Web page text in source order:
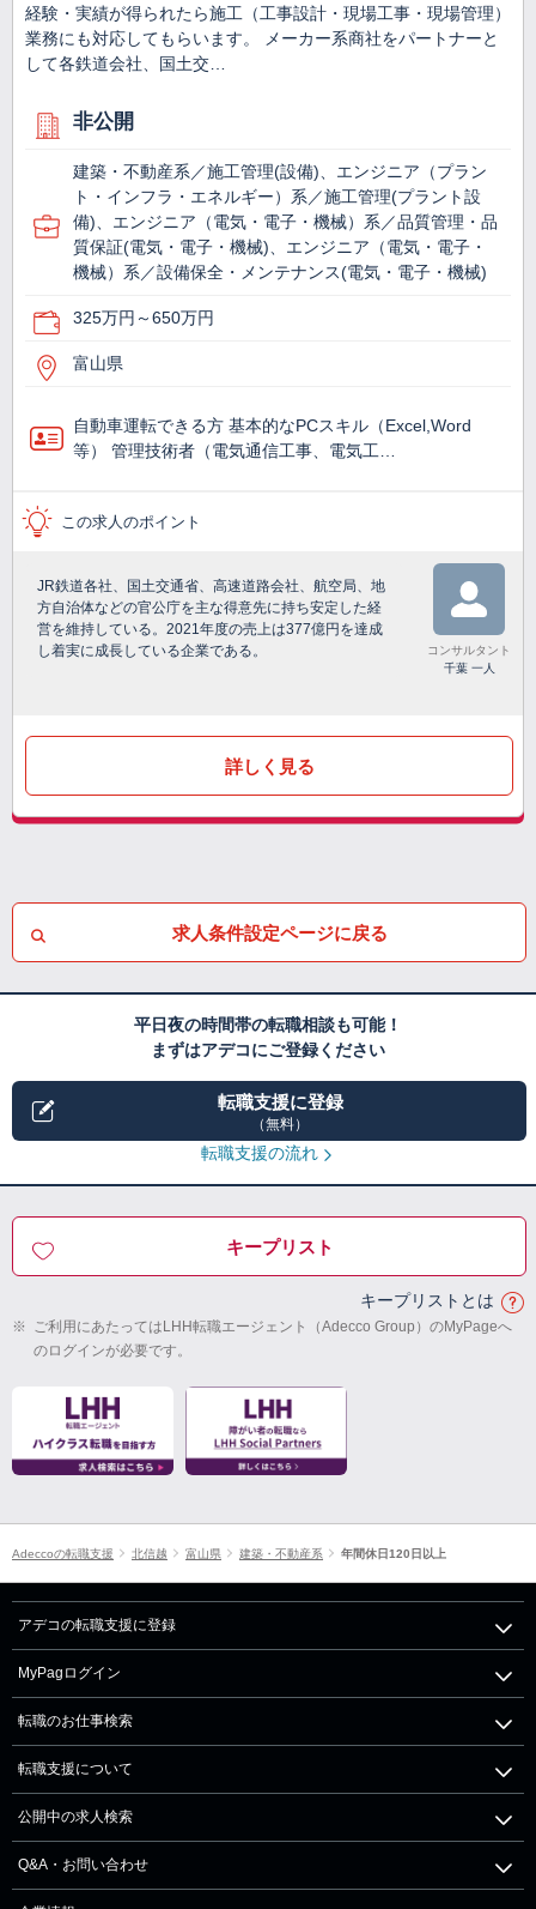
経験・実績が得られたら施工（工事設計・現場工事・現場管理）
業務にも対応してもらいます。 メーカー系商社をパートナーと
して各鉄道会社、国土交…
非公開
建築・不動産系／施工管理(設備)、エンジニア（プラン
ト・インフラ・エネルギー）系／施工管理(プラント設
備)、エンジニア（電気・電子・機械）系／品質管理・品
質保証(電気・電子・機械)、エンジニア（電気・電子・
機械）系／設備保全・メンテナンス(電気・電子・機械)
325万円～650万円
富山県
自動車運転できる方 基本的なPCスキル（Excel,Word
等） 管理技術者（電気通信工事、電気工…
この求人のポイント
JR鉄道各社、国土交通省、高速道路会社、航空局、地
方自治体などの官公庁を主な得意先に持ち安定した経
営を維持している。2021年度の売上は377億円を達成
し着実に成長している企業である。
コンサルタント
千葉 一人
詳しく見る
求人条件設定ページに戻る
平日夜の時間帯の転職相談も可能！
まずはアデコにご登録ください
転職支援に登録
（無料）
転職支援の流れ
キープリスト
キープリストとは
※ ご利用にあたってはLHH転職エージェント（Adecco Group）のMyPageへ
のログインが必要です。
Adeccoの転職支援 北信越 富山県 建築・不動産系 年間休日120日以上
アデコの転職支援に登録
MyPagログイン
転職のお仕事検索
転職支援について
公開中の求人検索
Q&A・お問い合わせ